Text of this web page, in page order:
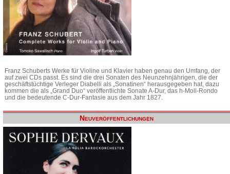
Franz Schuberts Werke für Violine und Klavier haben genau den Umfang, der
auf zwei CDs passt. Es sind die drei Sonaten des Neunzehnjährigen, die der
geschäftstüchtige Verleger Diabelli als „Sonatinen“ herausgegeben hat, dazu
kommen die als „Grand Duo“ veröffentlichte Sonate A-Dur, das h-Moll-Rondo
und die bedeutende C-Dur-Fantasie aus dem Jahr 1827.
Neuveröffentlichungen